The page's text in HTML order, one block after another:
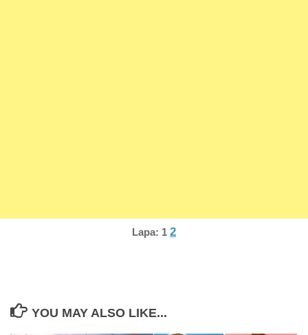
Lapa: 1 2
YOU MAY ALSO LIKE...